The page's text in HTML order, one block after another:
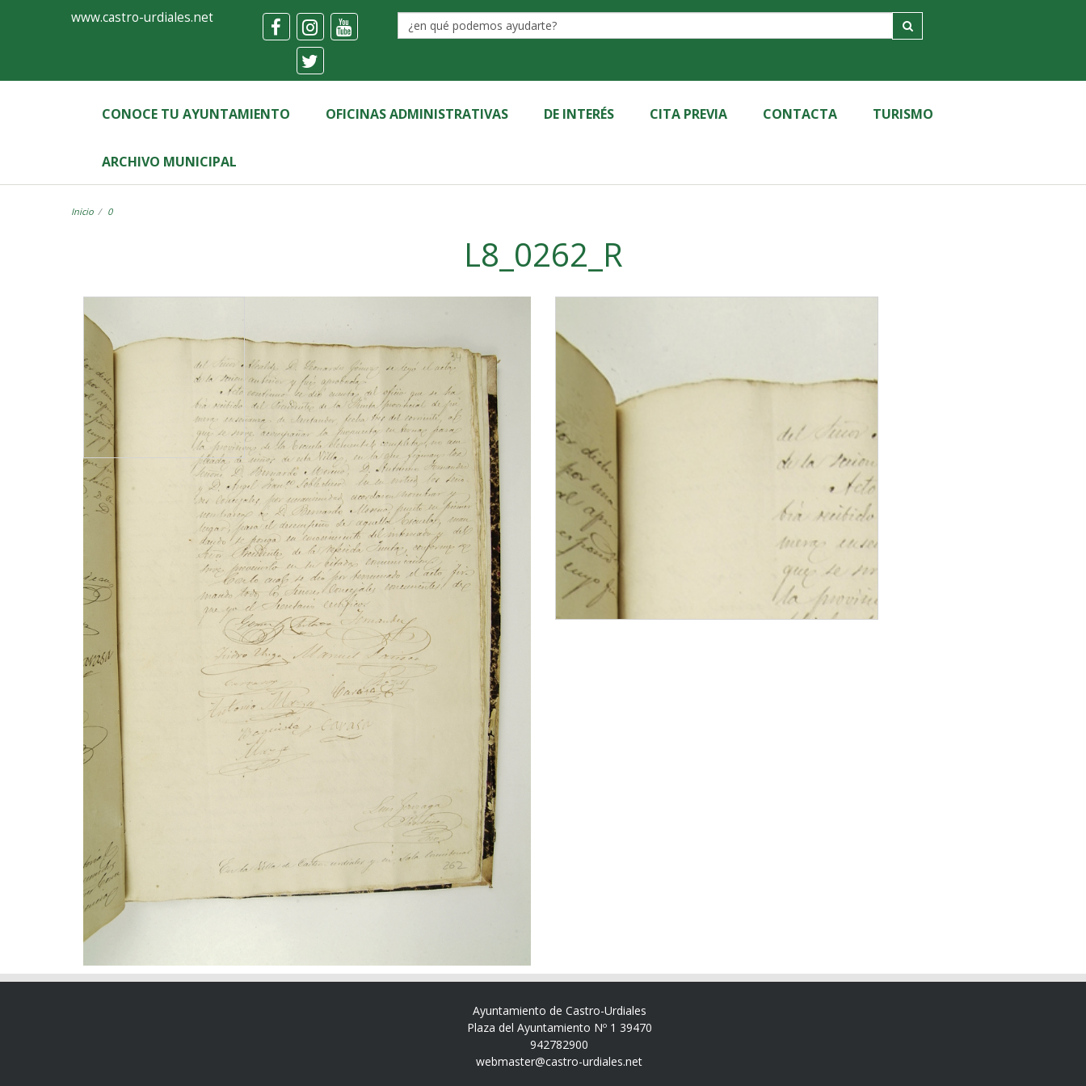
Ayuntamiento
Castro-
Urdiales
www.castro-urdiales.net
CONOCE TU AYUNTAMIENTO OFICINAS ADMINISTRATIVAS DE INTERÉS CITA PREVIA CONTACTA TURISMO
ARCHIVO MUNICIPAL
Inicio 0
L8_0262_R
Ayuntamiento de Castro-Urdiales
Plaza del Ayuntamiento Nº 1 39470
942782900
webmaster@castro-urdiales.net